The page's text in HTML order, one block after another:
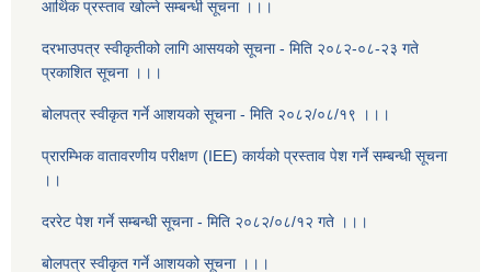
आर्थिक प्रस्ताव खोल्ने सम्बन्धी सूचना ।।।
दरभाउपत्र स्वीकृतीको लागि आसयको सूचना - मिति २०८२-०८-२३ गते
प्रकाशित सूचना ।।।
बोलपत्र स्वीकृत गर्ने आशयको सूचना - मिति २०८२/०८/१९ ।।।
प्रारम्भिक वातावरणीय परीक्षण (IEE) कार्यको प्रस्ताव पेश गर्ने सम्बन्धी सूचना
।।
दररेट पेश गर्ने सम्बन्धी सूचना - मिति २०८२/०८/१२ गते ।।।
बोलपत्र स्वीकृत गर्ने आशयको सूचना ।।।